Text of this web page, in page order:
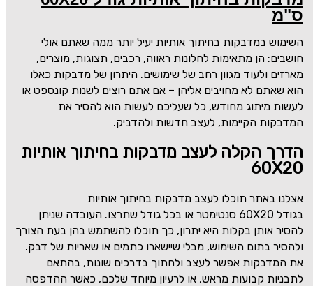
ס"מ
השימוש במדבקות בחיתוך אותיות יעיל יותר ממה שאתם אולי
חושבים: הן מתאימות לחלונות ראווה, רכבים, תצוגות, מוצרים,
מארזים ולעוד מגוון רחב של שימושים. היתרון של מדבקות כאלו
הוא שאתם לא מחויבים אליהן – אם אתם רוצים לשנות קונספט או
לעשות מיתוג מחודש, כל שעליכם לעשות הוא להסיר את
המדבקות הקיימות, לעצב חדשות ולהדביק.
הדרך הקלה לעצב מדבקות בחיתוך אותיות
60X20
אצלנו באתר תוכלו לעצב מדבקות בחיתוך אותיות
בגודל 60X20 סנטימטר או בכל גודל שתרצו. העובדה שניתן
להסיר אותן בקלות היא יתרון, כך תוכלו להשתמש בהן בעת הצורך
ולהסיר בתום השימוש, מבלי שיישארו כתמים או שאריות של דבק.
את המדבקות אפשר לעצב ולחתוך בדרכים שונות, בהתאם
לתבניות קבועות מראש, או לרעיון מיוחד שלכם, כאשר ההדפסה